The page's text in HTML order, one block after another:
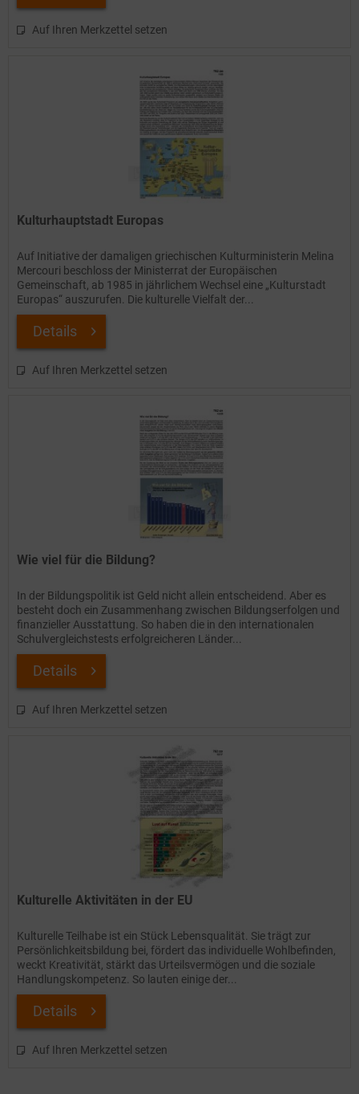
Auf Ihren Merkzettel setzen
Kulturhauptstadt Europas
Auf Initiative der damaligen griechischen Kulturministerin Melina
Mercouri beschloss der Ministerrat der Europäischen
Gemeinschaft, ab 1985 in jährlichem Wechsel eine „Kulturstadt
Europas“ auszurufen. Die kulturelle Vielfalt der...
Details
Auf Ihren Merkzettel setzen
Wie viel für die Bildung?
In der Bildungspolitik ist Geld nicht allein entscheidend. Aber es
besteht doch ein Zusammenhang zwischen Bildungserfolgen und
finanzieller Ausstattung. So haben die in den internationalen
Schulvergleichstests erfolgreicheren Länder...
Details
Auf Ihren Merkzettel setzen
Kulturelle Aktivitäten in der EU
Kulturelle Teilhabe ist ein Stück Lebensqualität. Sie trägt zur
Persönlichkeitsbildung bei, fördert das individuelle Wohlbefinden,
weckt Kreativität, stärkt das Urteilsvermögen und die soziale
Handlungskompetenz. So lauten einige der...
Details
Auf Ihren Merkzettel setzen